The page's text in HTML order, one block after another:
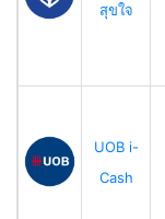
สุขใจ
UOB i-
Cash